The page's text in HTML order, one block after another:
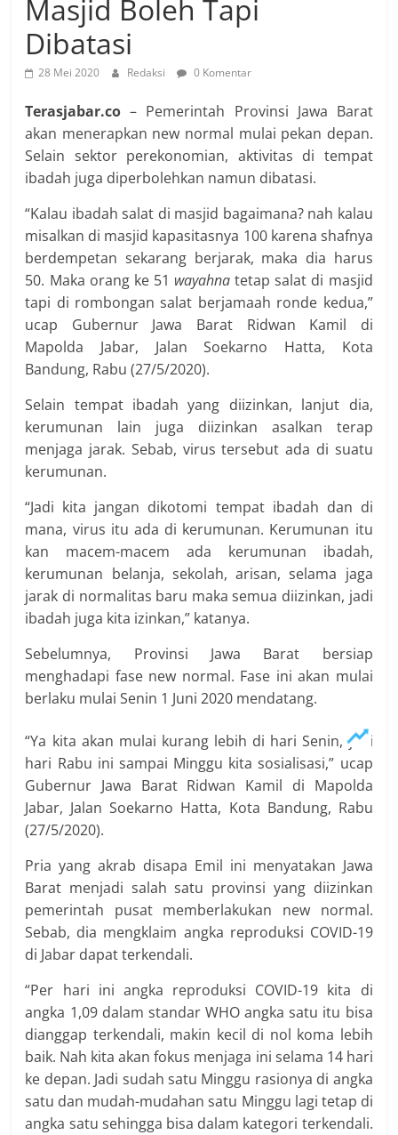
Masjid Boleh Tapi
Dibatasi
28 Mei 2020 Redaksi 0 Komentar
Terasjabar.co – Pemerintah Provinsi Jawa Barat
akan menerapkan new normal mulai pekan depan.
Selain sektor perekonomian, aktivitas di tempat
ibadah juga diperbolehkan namun dibatasi.
“Kalau ibadah salat di masjid bagaimana? nah kalau
misalkan di masjid kapasitasnya 100 karena shafnya
berdempetan sekarang berjarak, maka dia harus
50. Maka orang ke 51 wayahna tetap salat di masjid
tapi di rombongan salat berjamaah ronde kedua,”
ucap Gubernur Jawa Barat Ridwan Kamil di
Mapolda Jabar, Jalan Soekarno Hatta, Kota
Bandung, Rabu (27/5/2020).
Selain tempat ibadah yang diizinkan, lanjut dia,
kerumunan lain juga diizinkan asalkan terap
menjaga jarak. Sebab, virus tersebut ada di suatu
kerumunan.
“Jadi kita jangan dikotomi tempat ibadah dan di
mana, virus itu ada di kerumunan. Kerumunan itu
kan macem-macem ada kerumunan ibadah,
kerumunan belanja, sekolah, arisan, selama jaga
jarak di normalitas baru maka semua diizinkan, jadi
ibadah juga kita izinkan,” katanya.
Sebelumnya, Provinsi Jawa Barat bersiap
menghadapi fase new normal. Fase ini akan mulai
berlaku mulai Senin 1 Juni 2020 mendatang.
“Ya kita akan mulai kurang lebih di hari Senin, jadi
hari Rabu ini sampai Minggu kita sosialisasi,” ucap
Gubernur Jawa Barat Ridwan Kamil di Mapolda
Jabar, Jalan Soekarno Hatta, Kota Bandung, Rabu
(27/5/2020).
Pria yang akrab disapa Emil ini menyatakan Jawa
Barat menjadi salah satu provinsi yang diizinkan
pemerintah pusat memberlakukan new normal.
Sebab, dia mengklaim angka reproduksi COVID-19
di Jabar dapat terkendali.
“Per hari ini angka reproduksi COVID-19 kita di
angka 1,09 dalam standar WHO angka satu itu bisa
dianggap terkendali, makin kecil di nol koma lebih
baik. Nah kita akan fokus menjaga ini selama 14 hari
ke depan. Jadi sudah satu Minggu rasionya di angka
satu dan mudah-mudahan satu Minggu lagi tetap di
angka satu sehingga bisa dalam kategori terkendali.